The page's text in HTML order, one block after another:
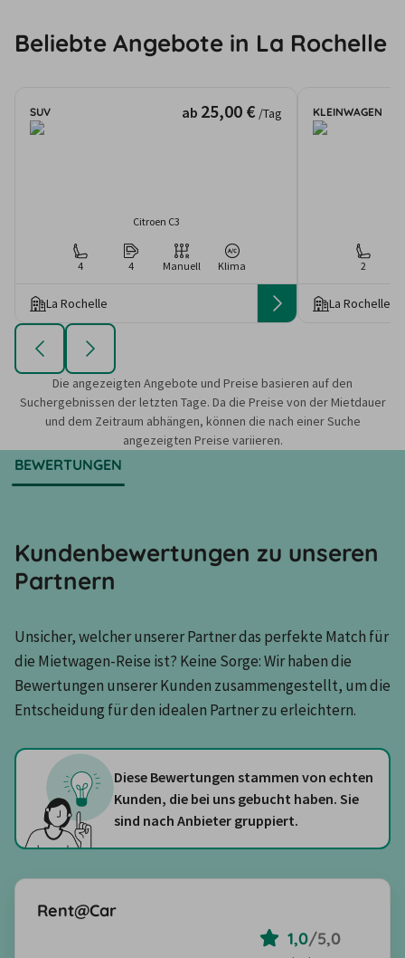
Beliebte Angebote in La Rochelle
SUV ab 25,00 € /Tag
Citroen C3
4 4 Manuell Klima
La Rochelle
KLEINWAGEN
2
La Rochelle
Die angezeigten Angebote und Preise basieren auf den
Suchergebnissen der letzten Tage. Da die Preise von der Mietdauer
und dem Zeitraum abhängen, können die nach einer Suche
angezeigten Preise variieren.
BEWERTUNGEN
Kundenbewertungen zu unseren
Partnern
Unsicher, welcher unserer Partner das perfekte Match für
die Mietwagen-Reise ist? Keine Sorge: Wir haben die
Bewertungen unserer Kunden zusammengestellt, um die
Entscheidung für den idealen Partner zu erleichtern.
Diese Bewertungen stammen von echten
Kunden, die bei uns gebucht haben. Sie
sind nach Anbieter gruppiert.
Rent@Car
1,0/5,0